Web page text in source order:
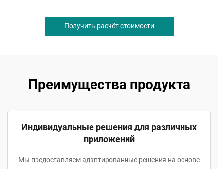
Получить расчёт стоимости
Преимущества продукта
Индивидуальные решения для различных
приложений
Мы предоставляем адаптированные решения на основе